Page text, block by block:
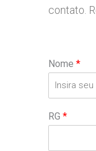
contato.
Nome *
RG *